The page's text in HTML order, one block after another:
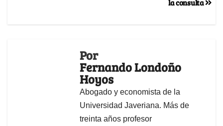
la consulta
Por
Fernando Londoño
Hoyos
Abogado y economista de la
Universidad Javeriana. Más de
treinta años profesor